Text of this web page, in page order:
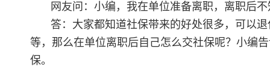
网友问：小编，我在单位准备离职，离职后
答：大家都知道社保带来的好处很多，可以
等，那么在单位离职后自己怎么交社保呢？小编
保。